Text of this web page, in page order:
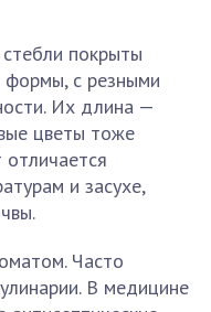
покрыты
формы, с резными
Их длина —
цветы тоже
и засухе,
Часто
В медицине